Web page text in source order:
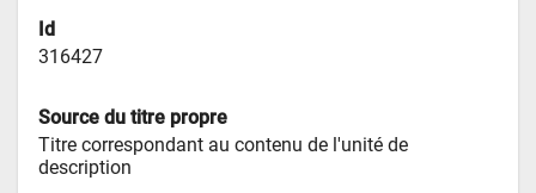
Id
316427
Source du titre propre
Titre correspondant au contenu de l'unité de
description